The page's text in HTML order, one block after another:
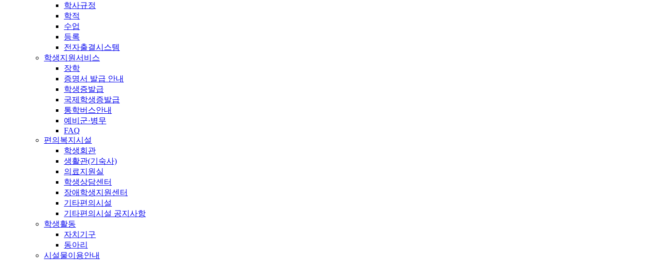
학사규정
학적
수업
등록
전자출결시스템
학생지원서비스
장학
증명서 발급 안내
학생증발급
국제학생증발급
통학버스안내
예비군·병무
FAQ
편의복지시설
학생회관
생활관(기숙사)
의료지원실
학생상담센터
장애학생지원센터
기타편의시설
기타편의시설 공지사항
학생활동
자치기구
동아리
시설물이용안내